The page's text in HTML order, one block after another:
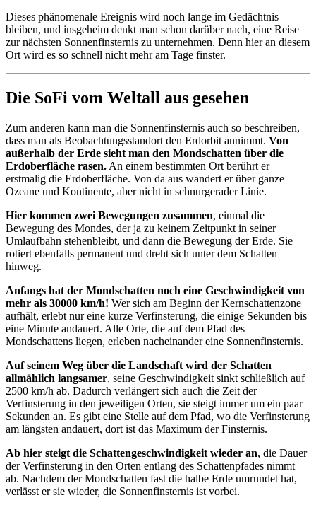
Dieses phänomenale Ereignis wird noch lange im Gedächtnis
bleiben, und insgeheim denkt man schon darüber nach, eine Reise
zur nächsten Sonnenfinsternis zu unternehmen. Denn hier an diesem
Ort wird es so schnell nicht mehr am Tage finster.
Die SoFi vom Weltall aus gesehen
Zum anderen kann man die Sonnenfinsternis auch so beschreiben,
dass man als Beobachtungsstandort den Erdorbit annimmt. Von
außerhalb der Erde sieht man den Mondschatten über die
Erdoberfläche rasen. An einem bestimmten Ort berührt er
erstmalig die Erdoberfläche. Von da aus wandert er über ganze
Ozeane und Kontinente, aber nicht in schnurgerader Linie.
Hier kommen zwei Bewegungen zusammen, einmal die
Bewegung des Mondes, der ja zu keinem Zeitpunkt in seiner
Umlaufbahn stehenbleibt, und dann die Bewegung der Erde. Sie
rotiert ebenfalls permanent und dreht sich unter dem Schatten
hinweg.
Anfangs hat der Mondschatten noch eine Geschwindigkeit von
mehr als 30000 km/h! Wer sich am Beginn der Kernschattenzone
aufhält, erlebt nur eine kurze Verfinsterung, die einige Sekunden bis
eine Minute andauert. Alle Orte, die auf dem Pfad des
Mondschattens liegen, erleben nacheinander eine Sonnenfinsternis.
Auf seinem Weg über die Landschaft wird der Schatten
allmählich langsamer, seine Geschwindigkeit sinkt schließlich auf
2500 km/h ab. Dadurch verlängert sich auch die Zeit der
Verfinsterung in den jeweiligen Orten, sie steigt immer um ein paar
Sekunden an. Es gibt eine Stelle auf dem Pfad, wo die Verfinsterung
am längsten andauert, dort ist das Maximum der Finsternis.
Ab hier steigt die Schattengeschwindigkeit wieder an, die Dauer
der Verfinsterung in den Orten entlang des Schattenpfades nimmt
ab. Nachdem der Mondschatten fast die halbe Erde umrundet hat,
verlässt er sie wieder, die Sonnenfinsternis ist vorbei.